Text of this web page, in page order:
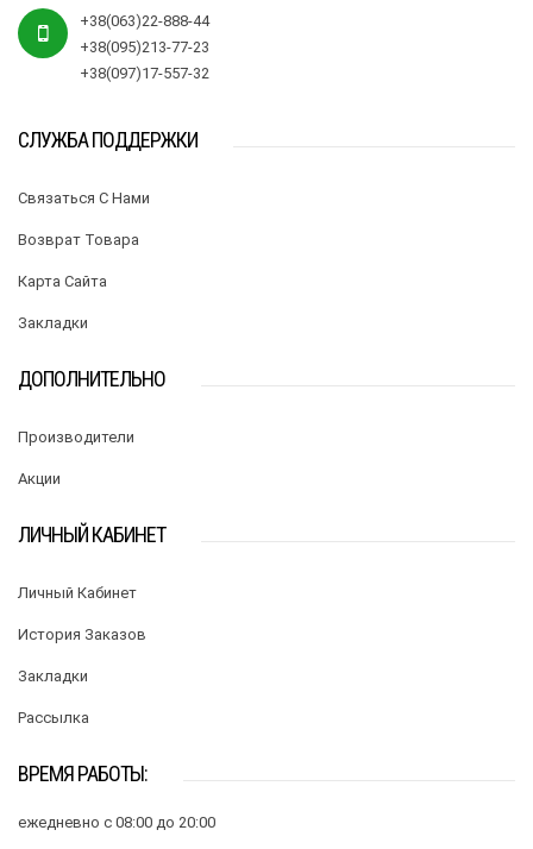
+38(063)22-888-44
+38(095)213-77-23
+38(097)17-557-32
СЛУЖБА ПОДДЕРЖКИ
Связаться С Нами
Возврат Товара
Карта Сайта
Закладки
ДОПОЛНИТЕЛЬНО
Производители
Акции
ЛИЧНЫЙ КАБИНЕТ
Личный Кабинет
История Заказов
Закладки
Рассылка
ВРЕМЯ РАБОТЫ:
ежедневно с 08:00 до 20:00